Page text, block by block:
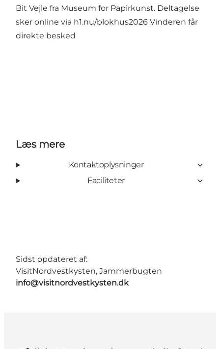
Bit Vejle fra Museum for Papirkunst. Deltagelse
sker online via h1.nu/blokhus2026 Vinderen får
direkte besked
Læs mere
Kontaktoplysninger
Faciliteter
Sidst opdateret af:
VisitNordvestkysten, Jammerbugten
info@visitnordvestkysten.dk